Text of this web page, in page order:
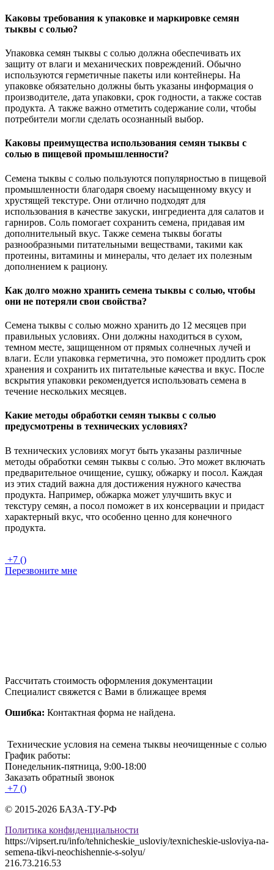
Каковы требования к упаковке и маркировке семян
тыквы с солью?
Упаковка семян тыквы с солью должна обеспечивать их
защиту от влаги и механических повреждений. Обычно
используются герметичные пакеты или контейнеры. На
упаковке обязательно должны быть указаны информация о
производителе, дата упаковки, срок годности, а также состав
продукта. А также важно отметить содержание соли, чтобы
потребители могли сделать осознанный выбор.
Каковы преимущества использования семян тыквы с
солью в пищевой промышленности?
Семена тыквы с солью пользуются популярностью в пищевой
промышленности благодаря своему насыщенному вкусу и
хрустящей текстуре. Они отлично подходят для
использования в качестве закуски, ингредиента для салатов и
гарниров. Соль помогает сохранить семена, придавая им
дополнительный вкус. Также семена тыквы богаты
разнообразными питательными веществами, такими как
протеины, витамины и минералы, что делает их полезным
дополнением к рациону.
Как долго можно хранить семена тыквы с солью, чтобы
они не потеряли свои свойства?
Семена тыквы с солью можно хранить до 12 месяцев при
правильных условиях. Они должны находиться в сухом,
темном месте, защищенном от прямых солнечных лучей и
влаги. Если упаковка герметична, это поможет продлить срок
хранения и сохранить их питательные качества и вкус. После
вскрытия упаковки рекомендуется использовать семена в
течение нескольких месяцев.
Какие методы обработки семян тыквы с солью
предусмотрены в технических условиях?
В технических условиях могут быть указаны различные
методы обработки семян тыквы с солью. Это может включать
предварительное очищение, сушку, обжарку и посол. Каждая
из этих стадий важна для достижения нужного качества
продукта. Например, обжарка может улучшить вкус и
текстуру семян, а посол поможет в их консервации и придаст
характерный вкус, что особенно ценно для конечного
продукта.
+7 ()
Перезвоните мне
Рассчитать стоимость оформления документации
Специалист свяжется с Вами в ближащее время
Ошибка: Контактная форма не найдена.
Технические условия на семена тыквы неочищенные с солью
График работы:
Понедельник-пятница, 9:00-18:00
Заказать обратный звонок
+7 ()
© 2015-2026 БАЗА-ТУ-РФ
Политика конфиденциальности
https://vipsert.ru/info/tehnicheskie_usloviy/texnicheskie-usloviya-na-
semena-tikvi-neochishennie-s-solyu/
216.73.216.53